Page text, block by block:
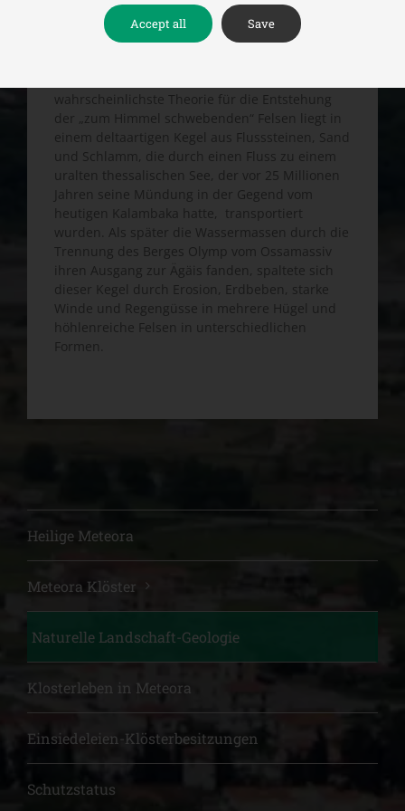
errichtet, die nach dem Berg Athos die
zweitgrößte Klosteransiedlung in Griechenland
wahrscheinlichste Theorie für die Entstehung
der „zum Himmel schwebenden“ Felsen liegt in
einem deltaartigen Kegel aus Flusssteinen, Sand
und Schlamm, die durch einen Fluss zu einem
uralten thessalischen See, der vor 25 Millionen
Jahren seine Mündung in der Gegend vom
heutigen Kalambaka hatte, transportiert
wurden. Als später die Wassermassen durch die
Trennung des Berges Olymp vom Ossamassiv
ihren Ausgang zur Ägäis fanden, spaltete sich
dieser Kegel durch Erosion, Erdbeben, starke
Winde und Regengüsse in mehrere Hügel und
höhlenreiche Felsen in unterschiedlichen
Formen.
Heilige Meteora
Meteora Klöster
Naturelle Landschaft-Geologie
Klosterleben in Meteora
Einsiedeleien-Klösterbesitzungen
Schutzstatus
Accept all Save